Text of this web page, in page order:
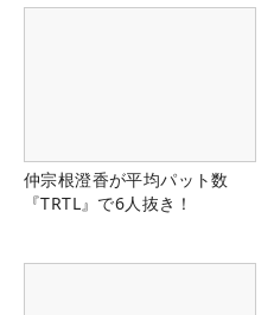
仲宗根澄香が平均パット数
『TRTL』で6人抜き！